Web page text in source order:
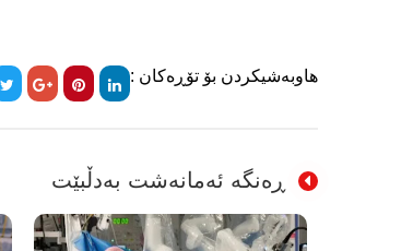
هاوبەشیکردن بۆ تۆڕەکان :
ڕەنگە ئەمانەشت بەدڵبێت